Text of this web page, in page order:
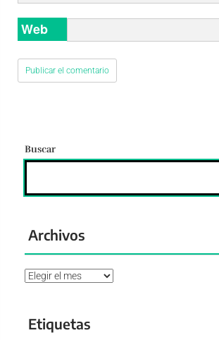
Web
Buscar
Archivos
Archivos
Etiquetas